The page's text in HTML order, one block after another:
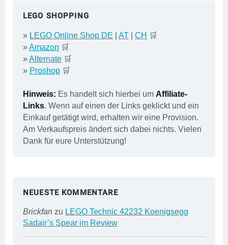
LEGO SHOPPING
» LEGO Online Shop DE AT CH 🛒
»Amazon 🛒
»Alternate 🛒
» Proshop 🛒
Hinweis: Es handelt sich hierbei um Affiliate-
Links. Wenn auf einen der Links geklickt und ein
Einkauf getätigt wird, erhalten wir eine Provision.
Am Verkaufspreis ändert sich dabei nichts. Vielen
Dank für eure Unterstützung!
NEUESTE KOMMENTARE
Brickfan zu LEGO Technic 42232 Koenigsegg
Sadair’s Spear im Review